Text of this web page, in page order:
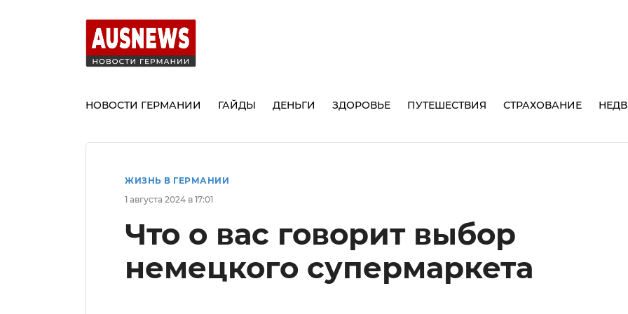
НОВОСТИ ГЕРМАНИИ ГАЙДЫ ДЕНЬГИ ЗДОРОВЬЕ ПУТЕШЕСТВИЯ СТРАХОВАНИЕ
ЖИЗНЬ В ГЕРМАНИИ
1 августа 2024 в 17:01
Что о вас говорит выбор
немецкого супермаркета